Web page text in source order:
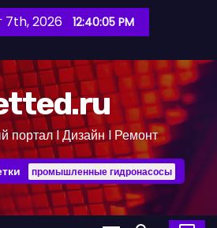
7th, 2026 12:40:06 PM
портал l Дизайн l Ремонт
промышленные гидронасосы